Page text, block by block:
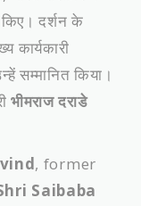
दर्शन के
कार्यकारी
सम्मानित किया।
भीमराज दराडे
, former
Saibaba